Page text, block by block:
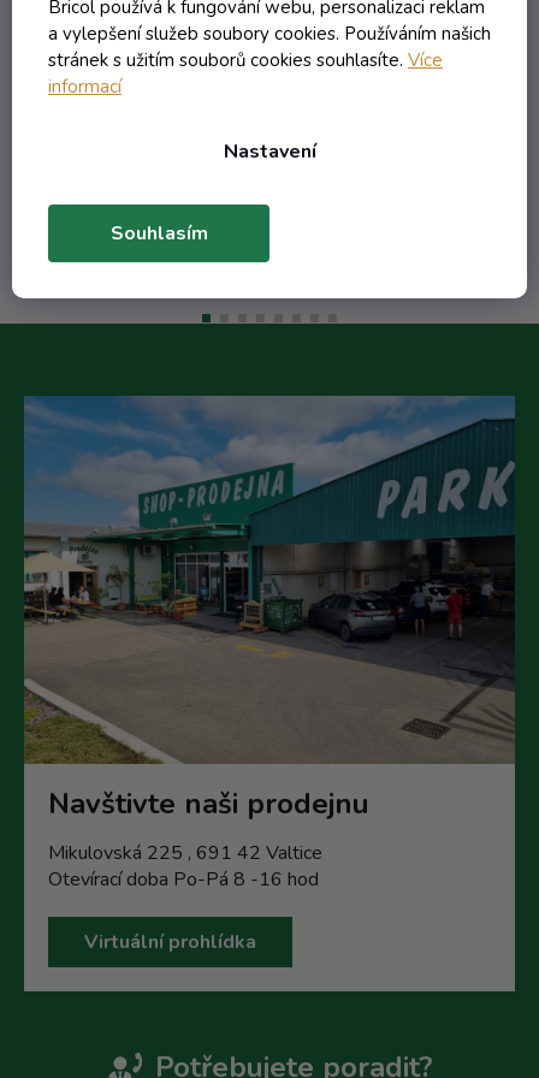
Bricol používá k fungování webu, personalizaci reklam
a vylepšení služeb soubory cookies. Používáním našich
stránek s užitím souborů cookies souhlasíte. Více
informací
Nastavení
Souhlasím
lístkem
Skladem
Navštivte naši prodejnu
Mikulovská 225 , 691 42 Valtice
Otevírací doba Po-Pá 8 -16 hod
Virtuální prohlídka
Potřebujete poradit?